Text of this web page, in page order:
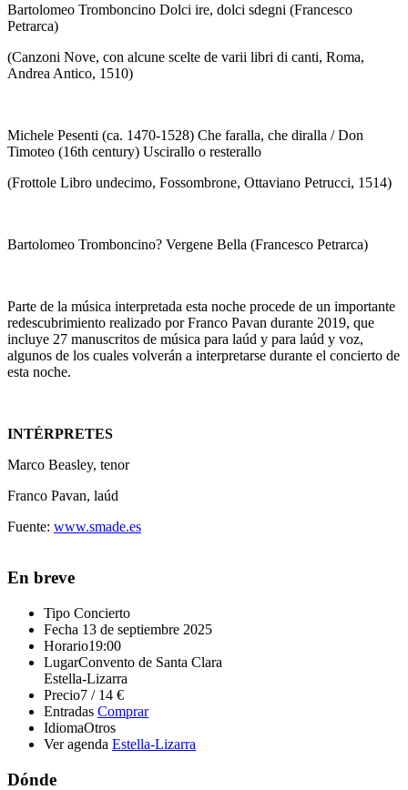
Bartolomeo Tromboncino Dolci ire, dolci sdegni (Francesco
Petrarca)
(Canzoni Nove, con alcune scelte de varii libri di canti, Roma,
Andrea Antico, 1510)
Michele Pesenti (ca. 1470-1528) Che faralla, che diralla / Don
Timoteo (16th century) Uscirallo o resterallo
(Frottole Libro undecimo, Fossombrone, Ottaviano Petrucci, 1514)
Bartolomeo Tromboncino? Vergene Bella (Francesco Petrarca)
Parte de la música interpretada esta noche procede de un importante
redescubrimiento realizado por Franco Pavan durante 2019, que
incluye 27 manuscritos de música para laúd y para laúd y voz,
algunos de los cuales volverán a interpretarse durante el concierto de
esta noche.
INTÉRPRETES
Marco Beasley, tenor
Franco Pavan, laúd
Fuente: www.smade.es
En breve
Tipo Concierto
Fecha 13 de septiembre 2025
Horario19:00
LugarConvento de Santa Clara
Estella-Lizarra
Precio7 / 14 €
Entradas Comprar
IdiomaOtros
Ver agenda Estella-Lizarra
Dónde